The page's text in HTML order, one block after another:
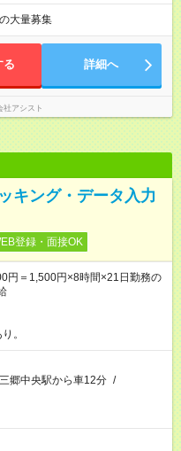
～05:00 ※現場状況よって異
勤務もあり ☆週3～勤務
給全額保証！ ☆ご希望の方は
大量募集
る 詳細へ
社アシスト
キング・データ入力
登録・面接OK
円＝1,500円×8時間×21日勤務の
。
三郷中央駅から車12分 /